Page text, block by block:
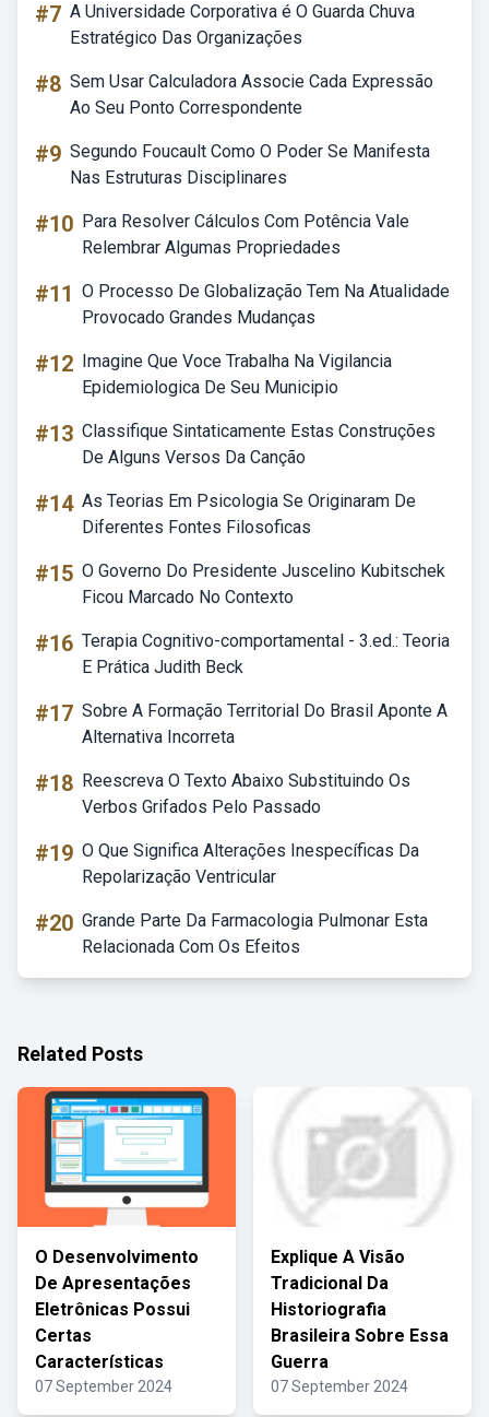
#7 A Universidade Corporativa é O Guarda Chuva
Estratégico Das Organizações
#8 Sem Usar Calculadora Associe Cada Expressão
Ao Seu Ponto Correspondente
#9 Segundo Foucault Como O Poder Se Manifesta
Nas Estruturas Disciplinares
#10 Para Resolver Cálculos Com Potência Vale
Relembrar Algumas Propriedades
#11 O Processo De Globalização Tem Na Atualidade
Provocado Grandes Mudanças
#12 Imagine Que Voce Trabalha Na Vigilancia
Epidemiologica De Seu Municipio
#13 Classifique Sintaticamente Estas Construções
De Alguns Versos Da Canção
#14 As Teorias Em Psicologia Se Originaram De
Diferentes Fontes Filosoficas
#15 O Governo Do Presidente Juscelino Kubitschek
Ficou Marcado No Contexto
#16 Terapia Cognitivo-comportamental - 3.ed.: Teoria
E Prática Judith Beck
#17 Sobre A Formação Territorial Do Brasil Aponte A
Alternativa Incorreta
#18 Reescreva O Texto Abaixo Substituindo Os
Verbos Grifados Pelo Passado
#19 O Que Significa Alterações Inespecíficas Da
Repolarização Ventricular
#20 Grande Parte Da Farmacologia Pulmonar Esta
Relacionada Com Os Efeitos
Related Posts
O Desenvolvimento
De Apresentações
Eletrônicas Possui
Certas
Características
07 September 2024
Explique A Visão
Tradicional Da
Historiografia
Brasileira Sobre Essa
Guerra
07 September 2024